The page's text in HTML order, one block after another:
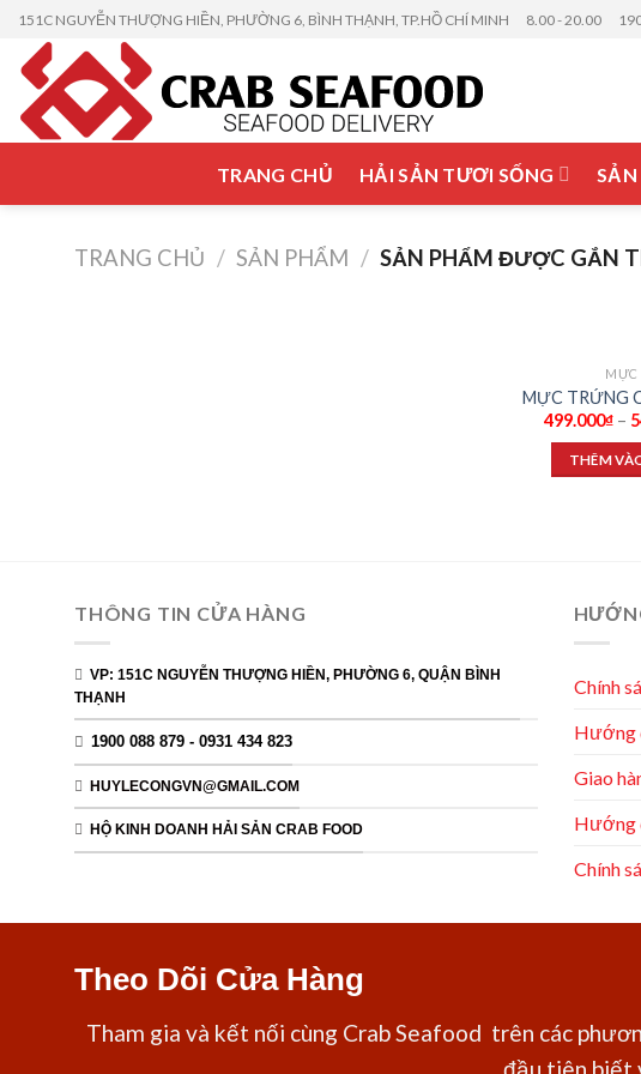
Skip
content
151C NGUYỄN THƯỢNG HIỀN, PHƯỜNG 6, BÌNH THẠNH, TP.HỒ CHÍ MINH 8.00 - 20.00
TRANG CHỦ HẢI SẢN TƯƠI SỐNG
TRANG CHỦ / SẢN PHẨM / SẢN PHẨM ĐƯỢC GẮN
MỰC
MỰC TRỨNG
499.000₫ –
THÊM
THÔNG TIN CỬA HÀNG
VP: 151C NGUYỄN THƯỢNG HIỀN, PHƯỜNG 6, QUẬN BÌNH
THẠNH
1900 088 879 - 0931 434 823
HUYLECONGVN@GMAIL.COM
HỘ KINH DOANH HẢI SẢN CRAB FOOD
Chính
Hướng
Giao
Hướng
Chính
Theo Dõi Cửa Hàng
Tham gia và kết nối cùng Crab Seafood trên các
đầu tiên biết